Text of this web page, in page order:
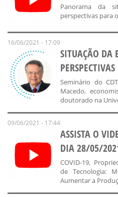
Panorama da
perspectivas para
16/06/2021 - 17:09
SITUAÇÃO DA
PERSPECTIVAS
Seminário do
Macedo,
doutorado na
09/06/2021 - 17:44
ASSISTA O
DIA 28/05/
COVID-19,
de Tecnologia:
Aumentar a